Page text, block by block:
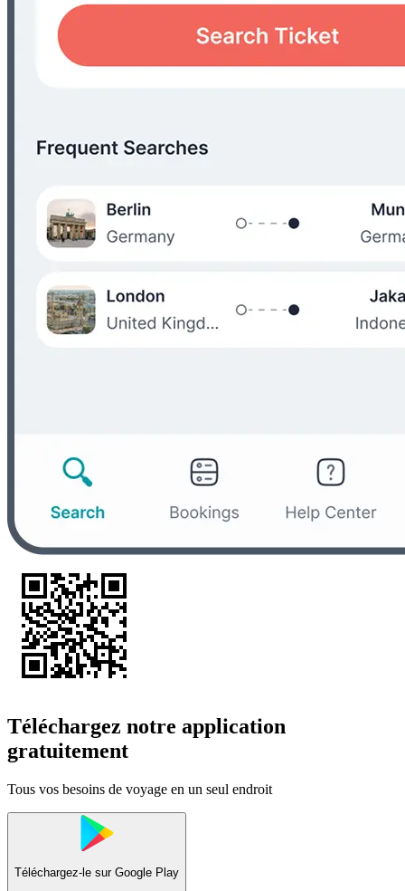
Téléchargez notre application
gratuitement
Tous vos besoins de voyage en un seul endroit
Téléchargez-le sur Google Play